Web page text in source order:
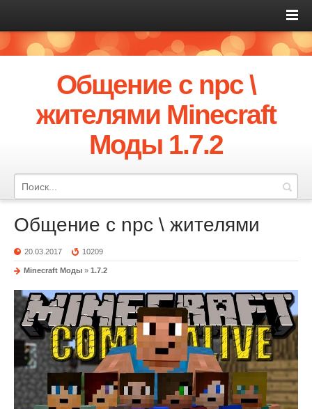
Общение с npc \
жителями Minecraft
Моды 1.7.2
Общение с npc \ жителями
20.03.2017 10209
Minecraft Моды » 1.7.2